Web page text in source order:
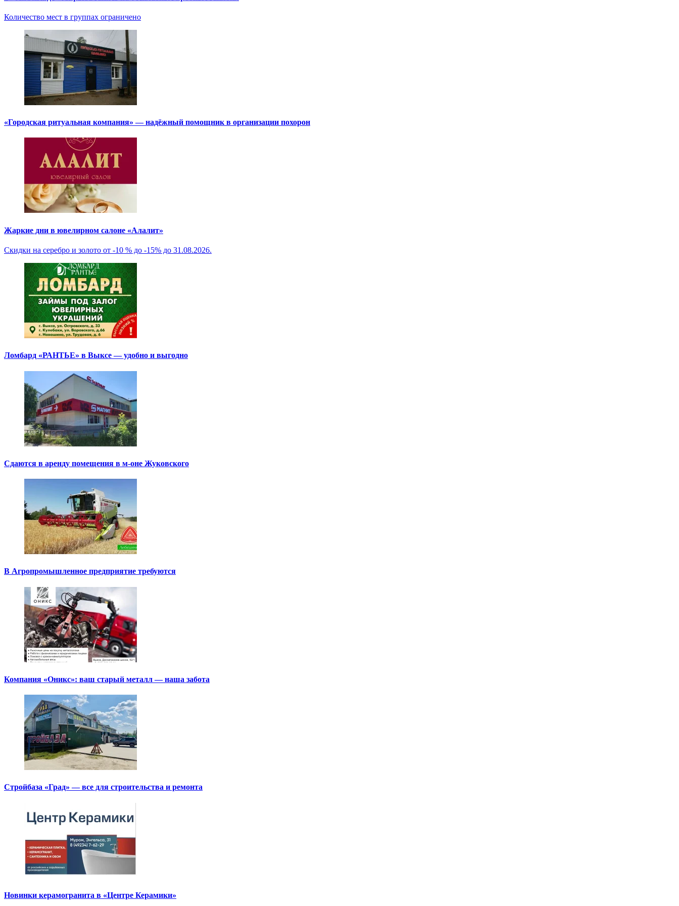
Количество мест в группах ограничено
«Городская ритуальная компания» — надёжный помощник в организации похорон
Жаркие дни в ювелирном салоне «Алалит»
Скидки на серебро и золото от -10 % до -15% до 31.08.2026.
Ломбард «РАНТЬЕ» в Выксе — удобно и выгодно
Сдаются в аренду помещения в м-оне Жуковского
В Агропромышленное предприятие требуются
Компания «Оникс»: ваш старый металл — наша забота
Стройбаза «Град» — все для строительства и ремонта
Новинки керамогранита в «Центре Керамики»